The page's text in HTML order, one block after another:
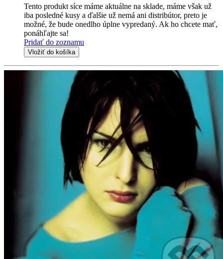
Tento produkt síce máme aktuálne na sklade, máme však už
iba posledné kusy a ďalšie už nemá ani distribútor, preto je
možné, že bude onedlho úplne vypredaný. Ak ho chcete mať,
ponáhľajte sa!
Pridať do zoznamu
Vložiť do košíka